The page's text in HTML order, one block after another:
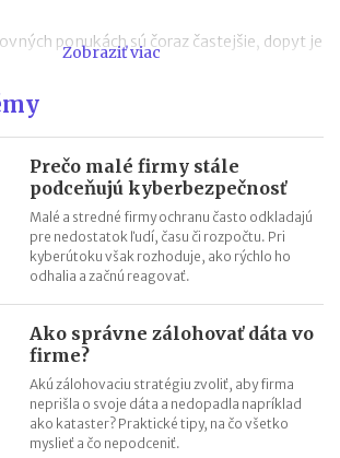
ponukách sú čoraz častejšie, dopyt je
EÚ: čo si možno priniesť bez platenia
doprave: zlepšenie práv pre
tovaru: strata peňazí aj ohrozenie
PZP od 1.8.2026
školského roka
a zmena tlačiva v roku 2026
Zobraziť viac
Prečo malé firmy stále
podceňujú kyberbezpečnosť
Malé a stredné firmy ochranu často odkladajú
pre nedostatok ľudí, času či rozpočtu. Pri
kyberútoku však rozhoduje, ako rýchlo ho
odhalia a začnú reagovať.
Ako správne zálohovať dáta vo
firme?
Akú zálohovaciu stratégiu zvoliť, aby firma
neprišla o svoje dáta a nedopadla napríklad
ako kataster? Praktické tipy, na čo všetko
myslieť a čo nepodceniť.